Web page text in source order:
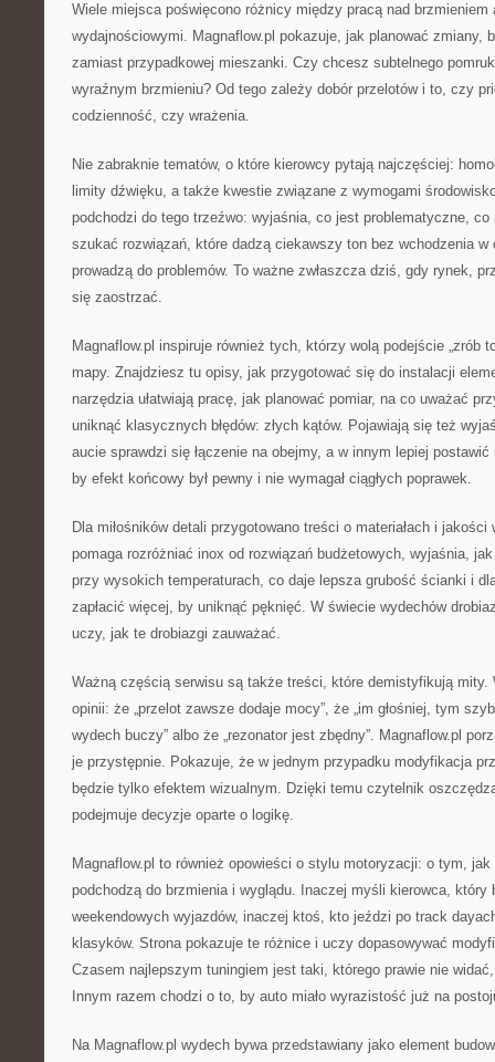
Wiele miejsca poświęcono różnicy między pracą nad brzmieniem
wydajnościowymi. Magnaflow.pl pokazuje, jak planować zmiany,
zamiast przypadkowej mieszanki. Czy chcesz subtelnego
wyraźnym brzmieniu? Od tego zależy dobór przelotów i to, czy
codzienność, czy wrażenia.
Nie zabraknie tematów, o które kierowcy pytają najczęściej:
limity dźwięku, a także kwestie związane z wymogami
podchodzi do tego trzeźwo: wyjaśnia, co jest problematyczne,
szukać rozwiązań, które dadzą ciekawszy ton bez wchodzenia w
prowadzą do problemów. To ważne zwłaszcza dziś, gdy rynek,
się zaostrzać.
Magnaflow.pl inspiruje również tych, którzy wolą podejście „zrób
mapy. Znajdziesz tu opisy, jak przygotować się do instalacji
narzędzia ułatwiają pracę, jak planować pomiar, na co uważać
uniknąć klasycznych błędów: złych kątów. Pojawiają się też
aucie sprawdzi się łączenie na obejmy, a w innym lepiej
by efekt końcowy był pewny i nie wymagał ciągłych poprawek.
Dla miłośników detali przygotowano treści o materiałach i jakości
pomaga rozróżniać inox od rozwiązań budżetowych, wyjaśnia,
przy wysokich temperaturach, co daje lepsza grubość ścianki i
zapłacić więcej, by uniknąć pęknięć. W świecie wydechów
uczy, jak te drobiazgi zauważać.
Ważną częścią serwisu są także treści, które demistyfikują mity.
opinii: że „przelot zawsze dodaje mocy”, że „im głośniej, tym
wydech buczy” albo że „rezonator jest zbędny”. Magnaflow.pl
je przystępnie. Pokazuje, że w jednym przypadku modyfikacja
będzie tylko efektem wizualnym. Dzięki temu czytelnik
podejmuje decyzje oparte o logikę.
Magnaflow.pl to również opowieści o stylu motoryzacji: o tym, jak
podchodzą do brzmienia i wyglądu. Inaczej myśli kierowca, który
weekendowych wyjazdów, inaczej ktoś, kto jeździ po track
klasyków. Strona pokazuje te różnice i uczy dopasowywać
Czasem najlepszym tuningiem jest taki, którego prawie nie
Innym razem chodzi o to, by auto miało wyrazistość już na
Na Magnaflow.pl wydech bywa przedstawiany jako element